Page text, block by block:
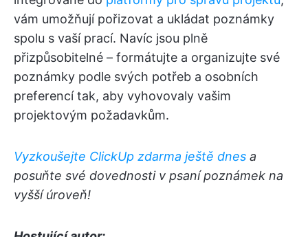
vám umožňují pořizovat a ukládat poznámky
spolu s vaší prací. Navíc jsou plně
přizpůsobitelné – formátujte a organizujte své
poznámky podle svých potřeb a osobních
preferencí tak, aby vyhovovaly vašim
projektovým požadavkům.
Vyzkoušejte ClickUp zdarma ještě dnes a
posuňte své dovednosti v psaní poznámek na
vyšší úroveň!